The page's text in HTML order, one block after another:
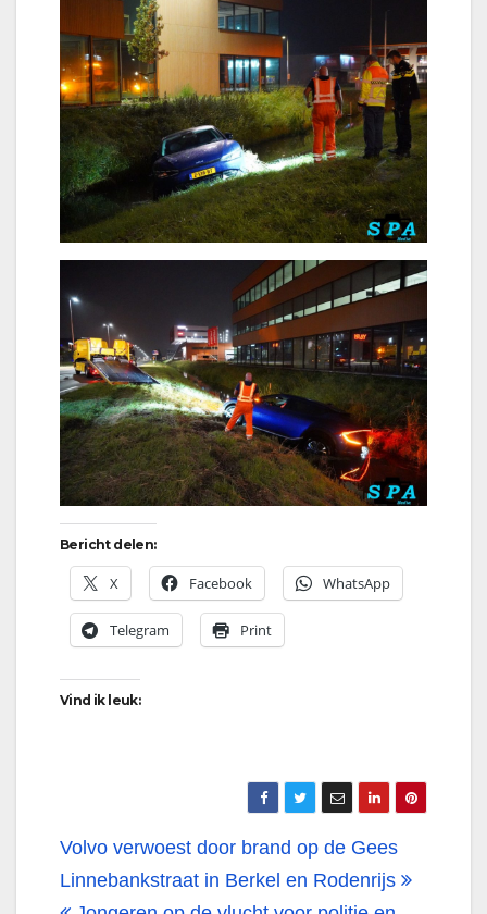
Bericht delen:
X Facebook WhatsApp
Telegram Print
Vind ik leuk:
Bericht
navigatie
Volvo verwoest door brand op de Gees
Linnebankstraat in Berkel en Rodenrijs